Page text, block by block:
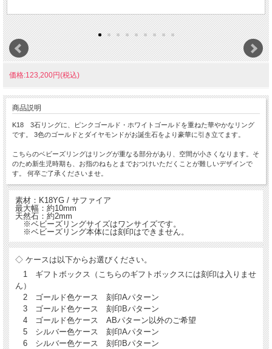
価格:123,200円(税込)
商品説明
K18 3石リングに、ピンクゴールド・ホワイトゴールドを重ねた華やかなリング
です。 3色のゴールドとダイヤモンドがお誕生石をより豪華に引き立てます。
こちらのベビーズリングはリングが重なる部分があり、空間が小さくなります。そ
のため新生児時期も、お指のねもとまでおつけいただくことが難しいデザインで
す。 何卒ご了承くださいませ。
素材：K18YG / サファイア
最大幅：約10mm
天然石：約2mm
※ベビーズリングサイズはワンサイズです。
※ベビーズリング本体には刻印はできません。
◇ ケースは以下からお選びください。
1 ギフトボックス（こちらのギフトボックスには刻印は入りませ
ん）
2 ゴールド色ケース 刻印Aパターン
3 ゴールド色ケース 刻印Bパターン
4 ゴールド色ケース ABパターン以外のご希望
5 シルバー色ケース 刻印Aパターン
6 シルバー色ケース 刻印Bパターン